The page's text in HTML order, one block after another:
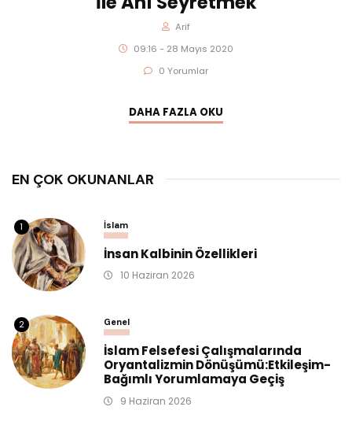
Arif
09:16 - 28 Mayıs 2020
0 Yorumlar
DAHA FAZLA OKU
EN ÇOK OKUNANLAR
1 İslam
İnsan Kalbinin Özellikleri
10 Haziran 2026
2 Genel
İslam Felsefesi Çalışmalarında
Oryantalizmin Dönüşümü:Etkileşim-
Bağımlı Yorumlamaya Geçiş
9 Haziran 2026